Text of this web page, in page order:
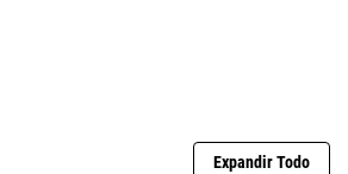
Expandir Todo